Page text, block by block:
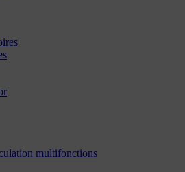
multifonctions